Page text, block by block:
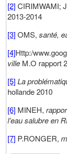
[2]CIRIMWAMI;
2013-2014
[3]OMS,santé,
[4]Http:/
ville M.O rapport
[5] La
hollande 2010
[6] MINEH,
l’eau salubre en
[7] P.RONGER,